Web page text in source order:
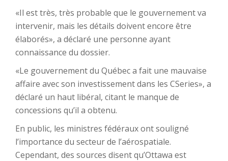
«Il est très, très probable que le gouvernement va
intervenir, mais les détails doivent encore être
élaborés», a déclaré une personne ayant
connaissance du dossier.
«Le gouvernement du Québec a fait une mauvaise
affaire avec son investissement dans les CSeries», a
déclaré un haut libéral, citant le manque de
concessions qu’il a obtenu.
En public, les ministres fédéraux ont souligné
l’importance du secteur de l’aérospatiale.
Cependant, des sources disent qu’Ottawa est